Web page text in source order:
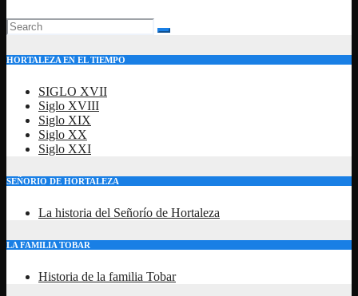
HORTALEZA EN EL TIEMPO
SIGLO XVII
Siglo XVIII
Siglo XIX
Siglo XX
Siglo XXI
SEÑORIO DE HORTALEZA
La historia del Señorío de Hortaleza
LA FAMILIA TOBAR
Historia de la familia Tobar